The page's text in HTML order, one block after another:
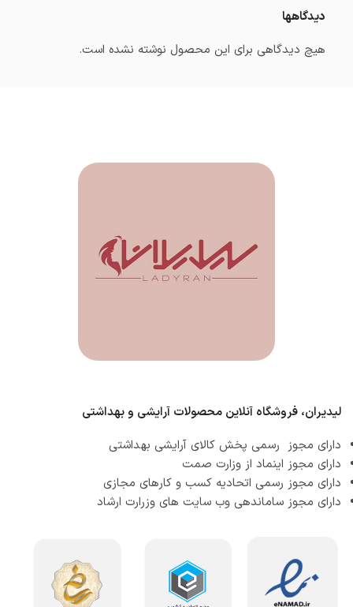
دیدگاهها
هیچ دیدگاهی برای این محصول نوشته نشده است.
لیدیران، فروشگاه آنلاین محصولات آرایشی و بهداشتی
دارای مجوز رسمی پخش کالای آرایشی بهداشتی
دارای مجوز اینماد از وزارت صمت
دارای مجوز رسمی اتحادیه کسب و کارهای مجازی
دارای مجوز ساماندهی وب سایت های وزرارت ارشاد